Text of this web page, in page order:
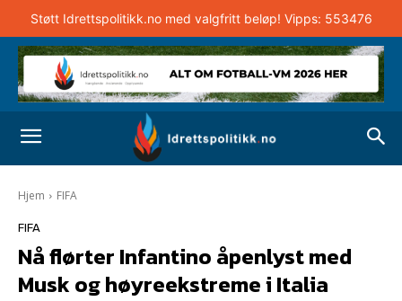
Støtt Idrettspolitikk.no med valgfritt beløp! Vipps: 553476
Hjem FIFA
FIFA
Nå flørter Infantino åpenlyst med
Musk og høyreekstreme i Italia